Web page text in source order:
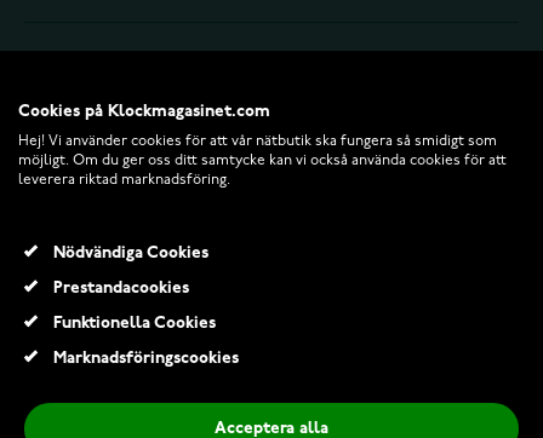
© 2026 Klockmagasinet.com
390,00 Kr
Cookies på Klockmagasinet.com
Hej! Vi använder cookies för att vår nätbutik ska fungera så smidigt som
möjligt. Om du ger oss ditt samtycke kan vi också använda cookies för att
leverera riktad marknadsföring.
Nödvändiga Cookies
Prestandacookies
Funktionella Cookies
Marknadsföringscookies
Acceptera alla